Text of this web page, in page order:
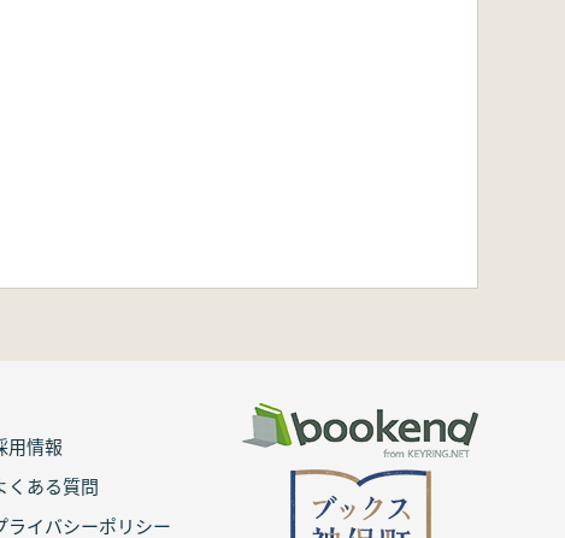
用情報
くある質問
ライバシーポリシー